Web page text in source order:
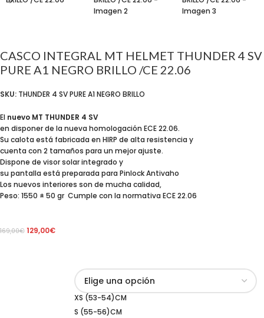
CASCO INTEGRAL MT HELMET THUNDER 4 SV
PURE A1 NEGRO BRILLO /CE 22.06
SKU: THUNDER 4 SV PURE A1 NEGRO BRILLO
El nuevo MT THUNDER 4 SV
en disponer de la nueva homologación ECE 22.06.
Su calota está fabricada en HIRP de alta resistencia y
cuenta con 2 tamaños para un mejor ajuste.
Dispone de visor solar integrado y
su pantalla está preparada para Pinlock Antivaho
Los nuevos interiores son de mucha calidad,
Peso: 1550 ± 50 gr Cumple con la normativa ECE 22.06
169,00€ 129,00€
XS (53-54)CM
S (55-56)CM